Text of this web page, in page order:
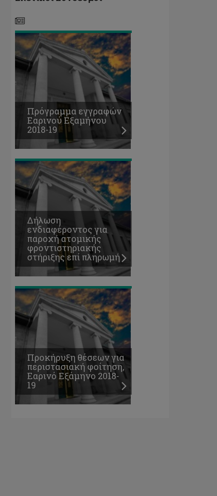
Πρόγραμμα εγγραφών
Εαρινού Εξαμήνου
2018-19
Δήλωση
ενδιαφέροντος
για
παροχή
ατομικής
φροντιστηριακής
στήριξης
επί
πληρωμή
Δήλωση
ενδιαφέροντος για
παροχή ατομικής
φροντιστηριακής
στήριξης επί πληρωμή
Προκήρυξη
θέσεων
για
περιστασιακή
φοίτηση,
Εαρινό
Εξάμηνο
2018-
19
Προκήρυξη θέσεων για
περιστασιακή φοίτηση,
Εαρινό Εξάμηνο 2018-
19